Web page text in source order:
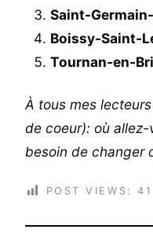
Saint-
Boissy-Saint-
Tournan-en-
À tous mes
de coeur): où
besoin de changer
POST VIEWS: 41